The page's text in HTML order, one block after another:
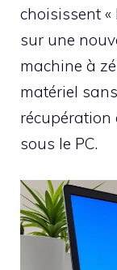
choisissent
sur une
machine à
matériel
récupération
sous le PC.